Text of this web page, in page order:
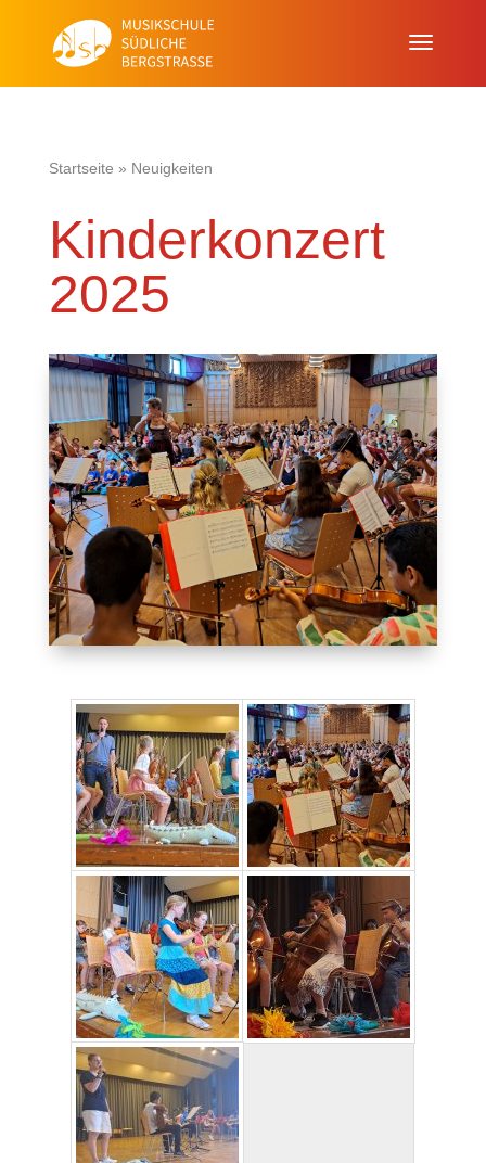
Startseite » Neuigkeiten
Kinderkonzert
2025